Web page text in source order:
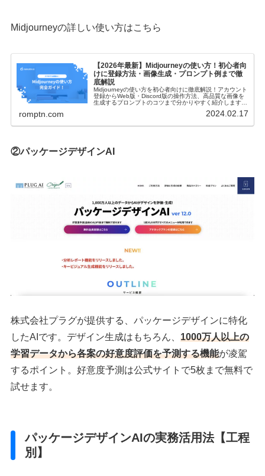
Midjourneyの詳しい使い方はこちら
【2026年最新】Midjourneyの使い方！初心者向
けに登録方法・画像生成・プロンプト例まで徹
底解説
Midjourneyの使い方を初心者向けに徹底解説！アカウント
登録からWeb版・Discord版の操作方法、高品質な画像を
生成するプロンプトのコツまで分かりやすく紹介します。
romptn.com 2024.02.17
②パッケージデザインAI
株式会社プラグが提供する、パッケージデザインに特化
したAIです。デザイン生成はもちろん、1000万人以上の
学習データから各案の好意度評価を予測する機能が凌駕
するポイント。好意度予測は公式サイトで5枚まで無料で
試せます。
パッケージデザインAIの実務活用法【工程
別】